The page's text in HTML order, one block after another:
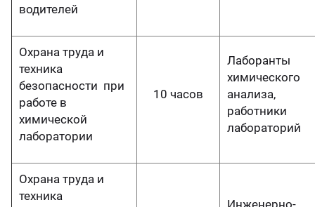
водителей
Охрана труда и
техника
безопасности при
работе в
химической
лаборатории
10 часов
Лаборанты
химического
анализа,
работники
лабораторий
Охрана труда и
техника
Инженерно-